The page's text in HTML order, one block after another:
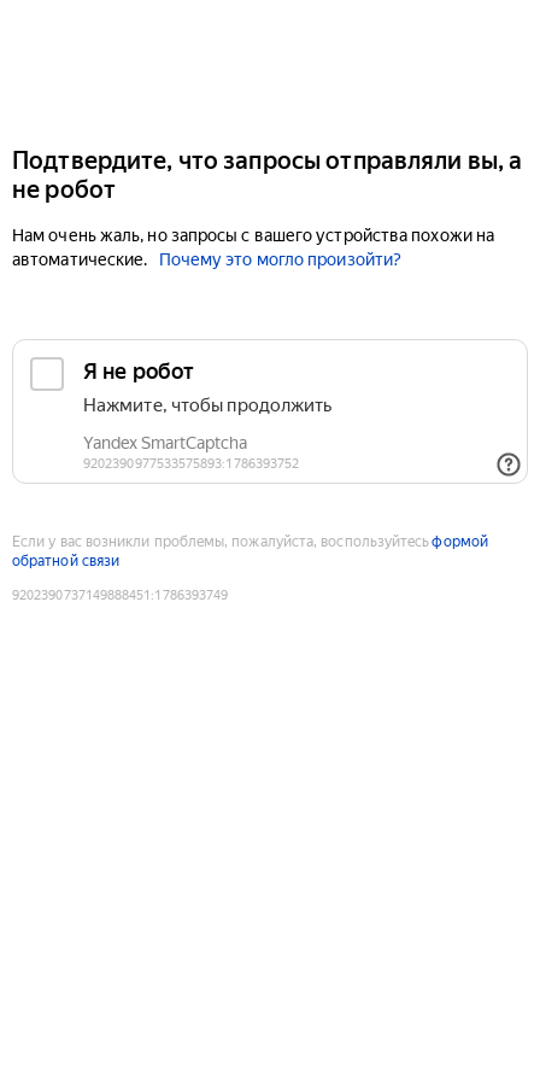
Подтвердите, что запросы отправляли вы, а
не робот
Нам очень жаль, но запросы с вашего устройства похожи на
автоматические.
Почему это могло произойти?
Если у вас возникли проблемы, пожалуйста, воспользуйтесьформой
обратной связи
9202390737149888451 :1786393749